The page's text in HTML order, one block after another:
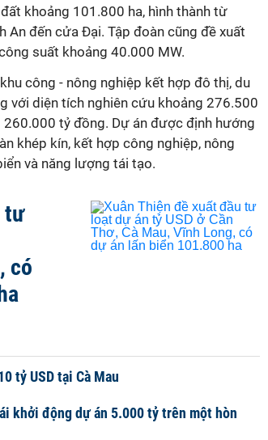
khoảng 101.800 ha, hình thành từ
đến cửa Đại. Tập đoàn cũng đề xuất
suất khoảng 40.000 MW.
công - nông nghiệp kết hợp đô thị, du
với diện tích nghiên cứu khoảng 276.500
tỷ đồng. Dự án được định hướng
khép kín, kết hợp công nghiệp, nông
và năng lượng tái tạo.
tư
có
tỷ USD tại Cà Mau
khởi động dự án 5.000 tỷ trên một hòn